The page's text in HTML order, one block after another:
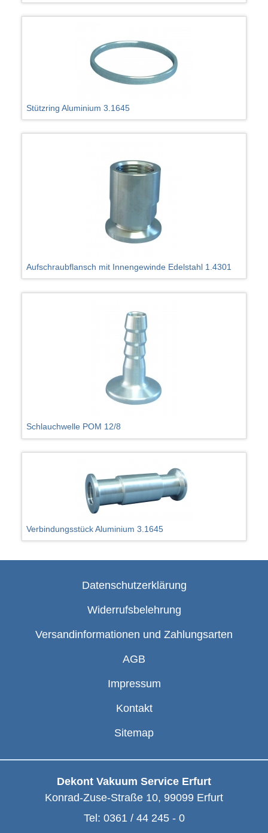
Stützring Aluminium 3.1645
Aufschraubflansch mit Innengewinde Edelstahl 1.4301
Schlauchwelle POM 12/8
Verbindungsstück Aluminium 3.1645
Datenschutzerklärung
Widerrufsbelehrung
Versandinformationen und Zahlungsarten
AGB
Impressum
Kontakt
Sitemap
Dekont Vakuum Service Erfurt
Konrad-Zuse-Straße 10, 99099 Erfurt
Tel: 0361 / 44 245 - 0